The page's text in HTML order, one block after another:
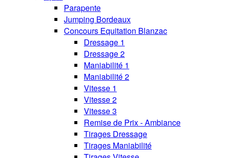
Parapente
Jumping Bordeaux
Concours Equitation Blanzac
Dressage 1
Dressage 2
Maniabilité 1
Maniabilité 2
Vitesse 1
Vitesse 2
Vitesse 3
Remise de Prix - Ambiance
Tirages Dressage
Tirages Maniabilité